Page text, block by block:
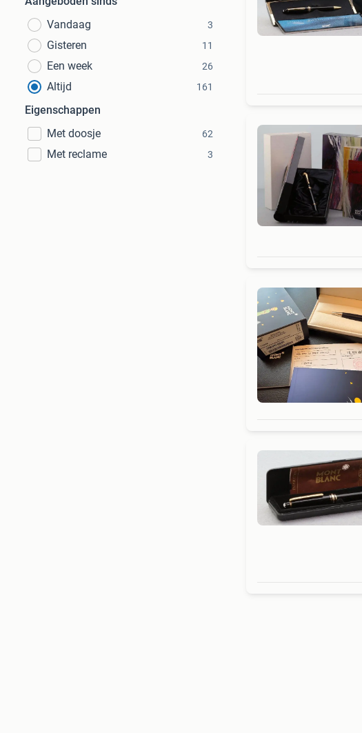
Vandaag
3
Gisteren 11
Een week 26
Altijd 161
Eigenschappen
Met doosje
62
Met reclame 3